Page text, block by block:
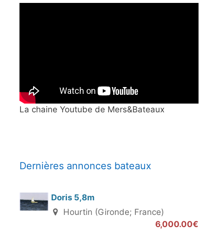
La chaine Youtube de Mers&Bateaux
Dernières annonces bateaux
Doris 5,8m
Hourtin (Gironde; France)
6,000.00€